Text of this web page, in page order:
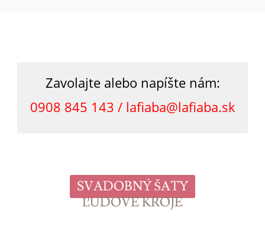
Zavolajte alebo napíšte nám:
0908 845 143 / lafiaba@lafiaba.sk
SVADOBNÝ ŠATY
ĽUDOVÉ KROJE